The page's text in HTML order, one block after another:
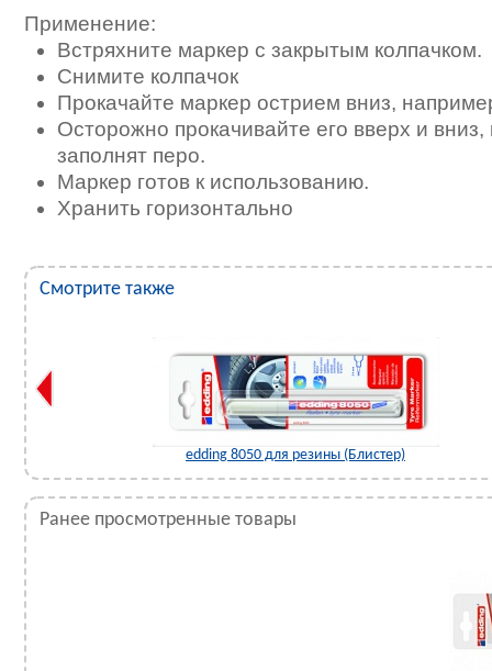
Применение:
Встряхните маркер с закрытым колпачком.
Снимите колпачок
Прокачайте маркер острием вниз,
Осторожно прокачивайте его вверх и
заполнят перо.
Маркер готов к использованию.
Хранить горизонтально
Смотрите также
edding 8050 для резины (Блистер)
Ранее просмотренные товары